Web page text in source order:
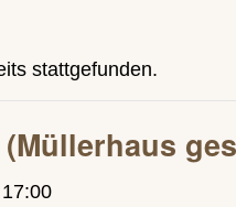
stattgefunden.
17:00